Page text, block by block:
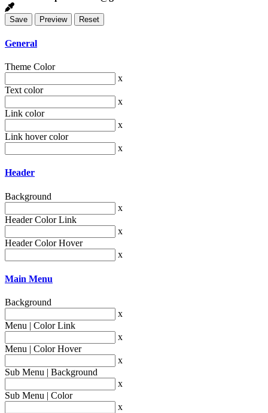
General
Theme Color
x
Text color
x
Link color
x
Link hover color
x
Header
Background
x
Header Color Link
x
Header Color Hover
x
Main Menu
Background
x
Menu | Color Link
x
Menu | Color Hover
x
Sub Menu | Background
x
Sub Menu | Color
x